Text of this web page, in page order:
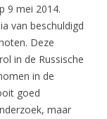
9 mei 2014.
van beschuldigd
Deze
in de Russische
in de
goed
maar